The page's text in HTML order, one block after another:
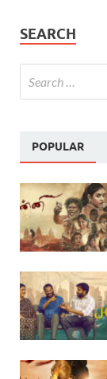
SEARCH
POPULAR